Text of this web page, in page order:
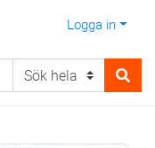
Logga in